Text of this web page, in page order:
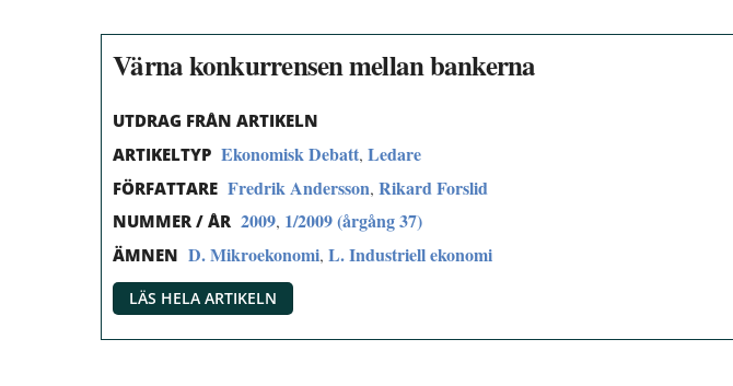
Värna konkurrensen mellan bankerna
UTDRAG FRÅN ARTIKELN
ARTIKELTYP Ekonomisk Debatt, Ledare
FÖRFATTARE Fredrik Andersson, Rikard Forslid
NUMMER / ÅR 2009, 1/2009 (årgång 37)
ÄMNEN D. Mikroekonomi, L. Industriell ekonomi
LÄS HELA ARTIKELN